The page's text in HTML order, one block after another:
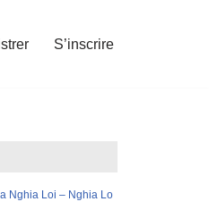
S’inscrire
Nghia Loi – Nghia Lo